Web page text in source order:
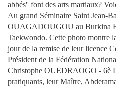
abbés'' font des arts martiaux?
Au grand Séminaire Saint Jean-
OUAGADOUGOU au Burkina
Taekwondo. Cette photo montre
jour de la remise de leur licence
Président de la Fédération
Christophe OUEDRAOGO - 6è
pratiquants, leur Maître,